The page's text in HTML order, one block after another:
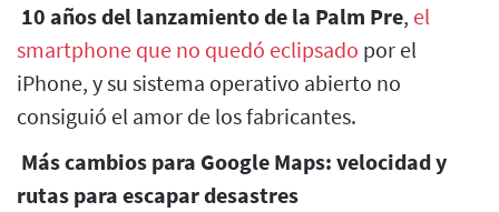
10 años del lanzamiento de la Palm Pre, el
smartphone que no quedó eclipsado por el
iPhone, y su sistema operativo abierto no
consiguió el amor de los fabricantes.
Más cambios para Google Maps: velocidad y
rutas para escapar desastres